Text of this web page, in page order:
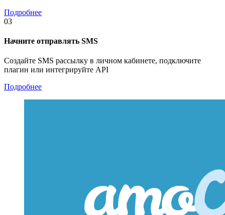
Подробнее
03
Начните отправлять SMS
Создайте SMS рассылку в личном кабинете, подключите
плагин или интегрируйте API
Подробнее